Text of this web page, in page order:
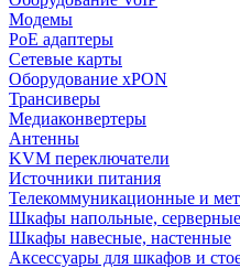
Модемы
PoE адаптеры
Сетевые карты
Оборудование xPON
Трансиверы
Медиаконвертеры
Антенны
KVM переключатели
Источники питания
Телекоммуникационные и
Шкафы напольные, серверные
Шкафы навесные, настенные
Аксессуары для шкафов и